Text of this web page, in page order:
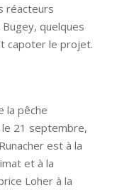
réacteurs
quelques
capoter le projet.
la pêche
21 septembre,
est à la
et à la
Loher à la